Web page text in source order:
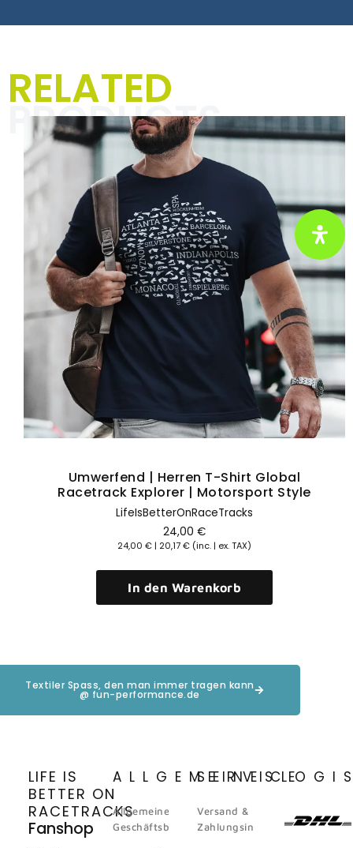
Jacken für Männer
In der Kategorie „Textilien für
Männer“ dreht sich alles um
einzigartige Designs und markante
Sprüche, die Deinen Alltag mit
Rennsport-Vibes und einer Prise
Humor aufpeppen. Perfekt für
Motorsportbegeisterte und alle, die
ihre Leidenschaft mit Stil und
Selbstironie zeigen wollen.
Hier klicken
RELATED
PRODUCTS
Umwerfend | Herren T-Shirt Global
Racetrack Explorer | Motorsport Style
LifeIsBetterOnRaceTracks
24,00 €
24,00 € | 20,17€ (inc. | ex. TAX)
In den Warenkorb
Textiler Spass, den man immer tragen kann
@ fun-performance.de
LIFE IS
BETTER ON
RACETRACKS
Fanshop
ALLGEMEINES
Allgemeine
Geschäftsbedingungen
SERVICE
Versand &
Zahlungsinformation